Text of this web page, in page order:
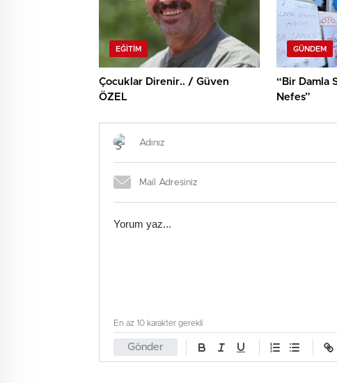
EĞITIM
Çocuklar Direnir.. / Güven
ÖZEL
GÜNDEM
“Bir Damla
Nefes”
Gönder
En az 10 karakter gerekli